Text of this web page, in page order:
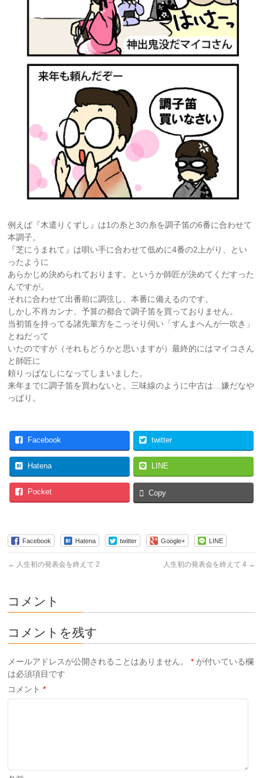
例えば『木遣りくずし』は1の糸と3の糸を調子笛の6番に合わせて
本調子。
『芝にうまれて』は唄い手に合わせて低めに4番の2上がり、とい
ったように
あらかじめ決められております。というか師匠が決めてくだすった
んですが。
それに合わせて出番前に調弦し、本番に備えるのです。
しかし不肖カンナ、予算の都合で調子笛を買っておりません。
当初笛を持ってる諸先輩方をこっそり伺い「すんまへんが一吹き」
とねだって
いたのですが（それもどうかと思いますが）最終的にはマイコさん
と師匠に
頼りっぱなしになってしまいました。
来年までに調子笛を買わないと。三味線のように中古は…嫌だなや
っぱり。
Facebook twitter
Hatena LINE
Pocket Copy
Facebook Hatena twitter Google+ LINE
← 人生初の発表会を終えて 2 人生初の発表会を終えて 4 →
コメント
コメントを残す
メールアドレスが公開されることはありません。 * が付いている欄
は必須項目です
コメント*